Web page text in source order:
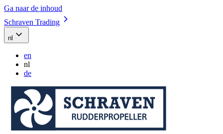
Ga naar de inhoud
Schraven Trading
nl
en
nl
de